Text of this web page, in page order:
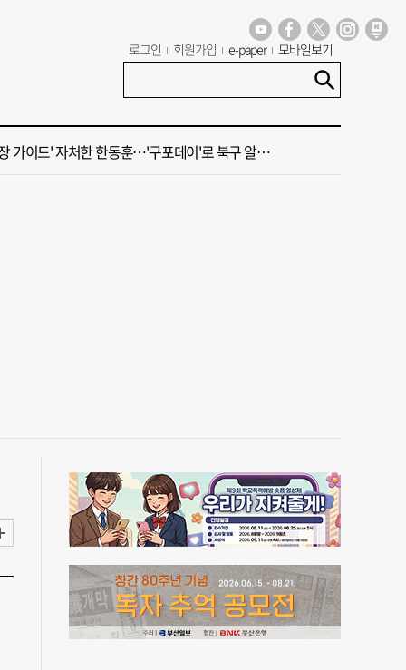
로그인 회원가입 e-paper 모바일보기
신청사, 북항 재개발 부지 복합항만지구 확정
가이드' 자처한 한동훈…'구포데이'로 북구 알리기 총력
기 만에 노조 생긴 두 기업, 닮은 꼴 노사 갈등